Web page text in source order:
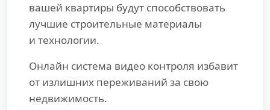
вашей квартиры будут способствовать
лучшие строительные материалы
и технологии.
Онлайн система видео контроля избавит
от излишних переживаний за свою
недвижимость.